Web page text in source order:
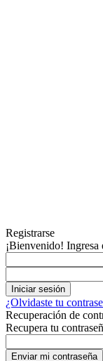
Registrarse
¡Bienvenido! Ingresa
¿Olvidaste tu
Recuperación de
Recupera tu